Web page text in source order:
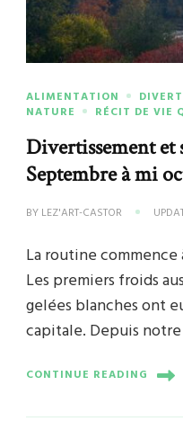
ALIMENTATION
NATURE
RÉCIT DE VIE
Divertissement et
Septembre à mi
BY LEZ'ART-CASTOR
La routine
Les premiers froids
gelées blanches ont
capitale. Depuis
CONTINUE READING